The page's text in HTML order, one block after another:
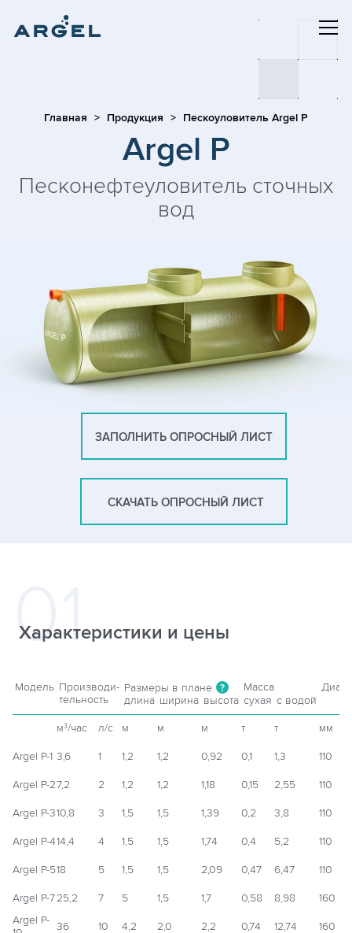
Главная Продукция Пескоуловитель Argel P
Argel P
Песконефтеуловитель сточных
вод
ЗАПОЛНИТЬ ОПРОСНЫЙ ЛИСТ
СКАЧАТЬ ОПРОСНЫЙ ЛИСТ
Характеристики и цены
Модель Производи-
тельность
Размеры в плане ? Масса
длина ширина высота сухая с водой
м3/час л/с м м м т т мм
Argel P-1 3,6 1 1,2 1,2 0,92 0,1 1,3 110
Argel P-27,2 2 1,2 1,2 1,18 0,15 2,55 110
Argel P-310,8 3 1,5 1,5 1,39 0,2 3,8 110
Argel P-414,4 4 1,5 1,5 1,74 0,4 5,2 110
Argel P-518 5 1,5 1,5 2,09 0,47 6,47 110
Argel P-725,2 7 5 1,5 1,7 0,58 8,98
160
Argel P- 36 10 4,2 2,0 2,2 0,74 12,74
160